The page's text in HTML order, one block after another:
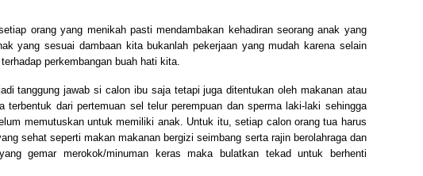
orang yang menikah pasti mendambakan kehadiran seorang anak yang
yang sesuai dambaan kita bukanlah pekerjaan yang mudah karena selain
perkembangan buah hati kita.
tanggung jawab si calon ibu saja tetapi juga ditentukan oleh makanan atau
dari pertemuan sel telur perempuan dan sperma laki-laki sehingga
memutuskan untuk memiliki anak. Untuk itu, setiap calon orang tua harus
sehat seperti makan makanan bergizi seimbang serta rajin berolahraga dan
gemar merokok/minuman keras maka bulatkan tekad untuk berhenti